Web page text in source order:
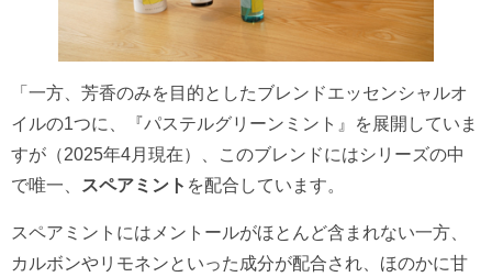
「一方、芳香のみを目的としたブレンドエッセンシャルオ
イルの1つに、『パステルグリーンミント』を展開していま
すが（2025年4月現在）、このブレンドにはシリーズの中
で唯一、
スペアミント を配合しています。
スペアミントにはメントールがほとんど含まれない一方、
カルボンやリモネンといった成分が配合され、ほのかに甘